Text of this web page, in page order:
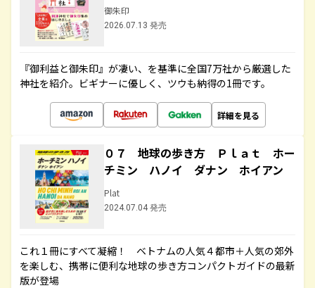
御朱印
2026.07.13 発売
『御利益と御朱印』が凄い、を基準に全国7万社から厳選した
神社を紹介。ビギナーに優しく、ツウも納得の1冊です。
詳細を見る
０７ 地球の歩き方 Ｐｌａｔ ホー
チミン ハノイ ダナン ホイアン
Plat
2024.07.04 発売
これ１冊にすべて凝縮！ ベトナムの人気４都市＋人気の郊外
を楽しむ、携帯に便利な地球の歩き方コンパクトガイドの最新
版が登場